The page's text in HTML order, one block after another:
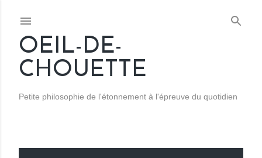
OEIL-DE-
CHOUETTE
Petite philosophie de l'étonnement à l'épreuve du quotidien